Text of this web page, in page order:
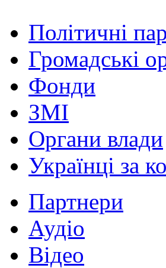
Політичні
Громадські
Фонди
ЗМІ
Органи влади
Українці за
Партнери
Аудіо
Відео